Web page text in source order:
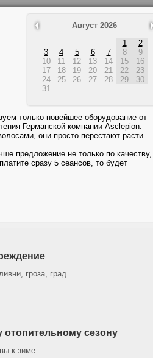
Август 2026
1
2
3
4 5 6 7 8
9
10
11 12 13 14 15
16
17
18 19 20 21 22
23
24
25 26 27 28 29
30
31
только новейшее оборудование от
Германской компании Asclepion.
они просто перестают расти.
предложение не только по качеству,
сразу 5 сеансов, то будет
гроза, град.
сезону
к зиме.